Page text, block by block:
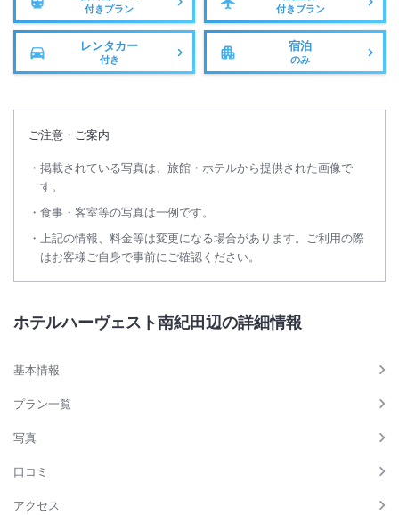
付きプラン 付きプラン
レンタカー
付き
宿泊
のみ
ご注意・ご案内
掲載されている写真は、旅館・ホテルから提供された画像で
す。
食事・客室等の写真は一例です。
上記の情報、料金等は変更になる場合があります。ご利用の際
はお客様ご自身で事前にご確認ください。
ホテルハーヴェスト南紀田辺の詳細情報
基本情報
プラン一覧
写真
口コミ
アクセス